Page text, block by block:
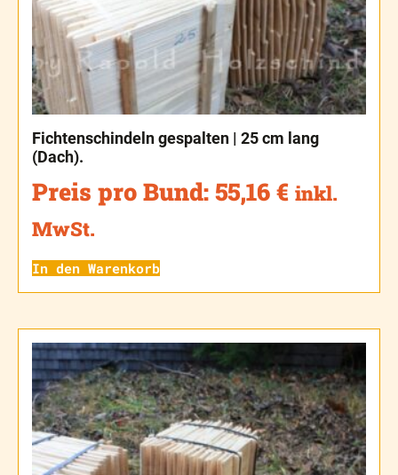
Fichtenschindeln gespalten | 25 cm lang
(Dach).
Preis pro Bund: 55,16 € inkl.
MwSt.
In den Warenkorb